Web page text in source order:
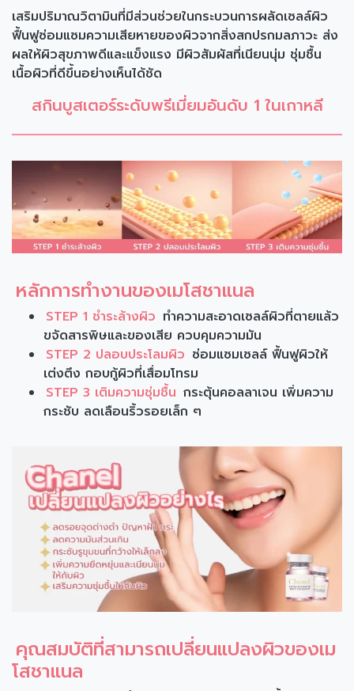
เสริมปริมาณวิตามินที่มีส่วนช่วยในกระบวนการผลัดเซลล์ผิว
ฟื้นฟูซ่อมแซมความเสียหายของผิวจากสิ่งสกปรกมลภาวะ ส่ง
ผลให้ผิวสุขภาพดีและแข็งแรง มีผิวสัมผัสที่เนียนนุ่ม ชุ่มชื้น
เนื้อผิวที่ดีขึ้นอย่างเห็นได้ชัด
สกินบูสเตอร์ระดับพรีเมี่ยมอันดับ 1 ในเกาหลี
หลักการทำงานของเมโสชาแนล
STEP 1 ชำระล้างผิว ทำความสะอาดเซลล์ผิวที่ตายแล้ว
ขจัดสารพิษและของเสีย ควบคุมความมัน
STEP 2 ปลอบประโลมผิว ซ่อมแซมเซลล์ ฟื้นฟูผิวให้
เต่งตึง กอบกู้ผิวที่เสื่อมโทรม
STEP 3 เติมความชุ่มชื้น กระตุ้นคอลลาเจน เพิ่มความ
กระชับ ลดเลือนริ้วรอยเล็ก ๆ
คุณสมบัติที่สามารถเปลี่ยนแปลงผิวของเม
โสชาแนล